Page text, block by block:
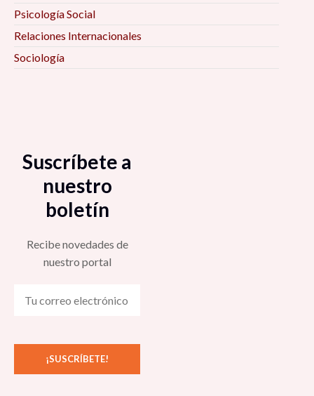
Psicología Social
Relaciones Internacionales
Sociología
Suscríbete a
nuestro
boletín
Recibe novedades de
nuestro portal